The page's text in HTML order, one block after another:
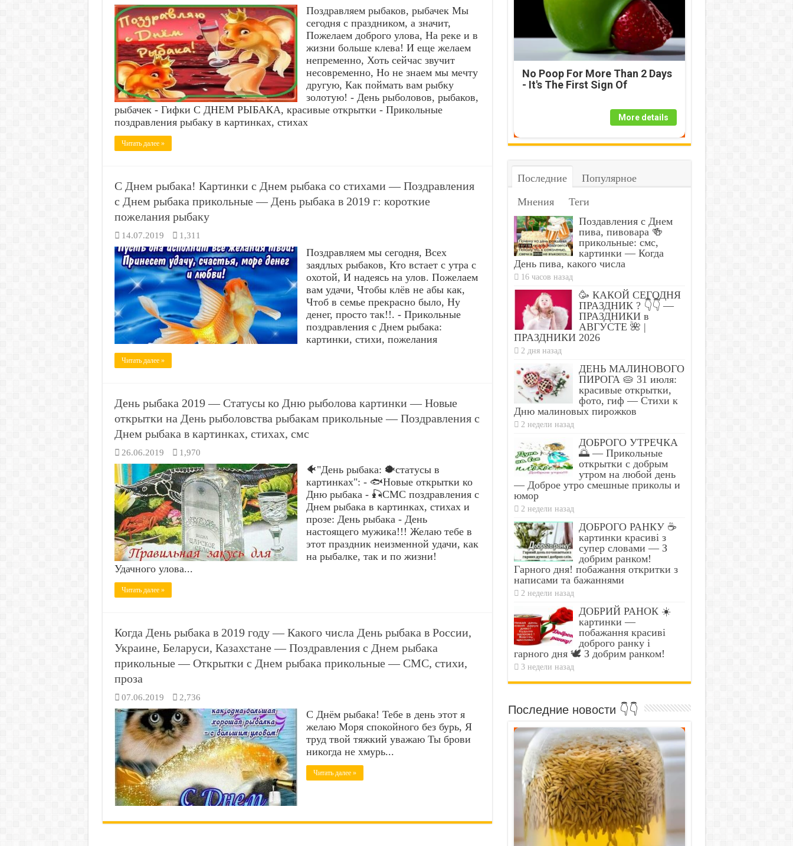
Поздравляем рыбаков, рыбачек Мы
сегодня с праздником, а значит,
Пожелаем доброго улова, На реке и в
жизни больше клева! И еще желаем
непременно, Хоть сейчас звучит
несовременно, Но не знаем мы мечту
другую, Как поймать вам рыбку
золотую! - День рыболовов, рыбаков,
рыбачек - Гифки С ДНЕМ РЫБАКА, красивые открытки - Прикольные
поздравления рыбаку в картинках, стихах
Читать далее »
С Днем рыбака! Картинки с Днем рыбака со стихами — Поздравления
с Днем рыбака прикольные — День рыбака в 2019 г: короткие
пожелания рыбаку
14.07.2019 1,311
Поздравляем мы сегодня, Всех
заядлых рыбаков, Кто встает с утра с
охотой, И надеясь на улов. Пожелаем
вам удачи, Чтобы клёв не абы как,
Чтоб в семье прекрасно было, Ну
денег, просто так!!. - Прикольные
поздравления с Днем рыбака:
картинки, стихи, пожелания
Читать далее »
День рыбака 2019 — Статусы ко Дню рыболова картинки — Новые
открытки на День рыболовства рыбакам прикольные — Поздравления с
Днем рыбака в картинках, стихах, смс
26.06.2019 1,970
🐠"День рыбака: 🐡статусы в
картинках": - 🐟Новые открытки ко
Дню рыбака - 🎣СМС поздравления с
Днем рыбака в картинках, стихах и
прозе: День рыбака - День
настоящего мужика!!! Желаю тебе в
этот праздник неизменной удачи, как
на рыбалке, так и по жизни!
Удачного улова...
Читать далее »
Когда День рыбака в 2019 году — Какого числа День рыбака в России,
Украине, Беларуси, Казахстане — Поздравления с Днем рыбака
прикольные — Открытки с Днем рыбака прикольные — СМС, стихи,
проза
07.06.2019 2,736
С Днём рыбака! Тебе в день этот я
желаю Моря спокойного без бурь, Я
труд твой тяжкий уважаю Ты брови
никогда не хмурь...
Читать далее »
No Poop For More Than 2 Days
- It's The First Sign Of
More details
Последние
Популярное
Мнения
Теги
Поздавления с Днем
пива, пивовара 🍻
прикольные: смс,
картинки — Когда
День пива, какого числа
16 часов назад
🥳 КАКОЙ СЕГОДНЯ
ПРАЗДНИК ? 👇👇 —
ПРАЗДНИКИ в
АВГУСТЕ 🌺 |
ПРАЗДНИКИ 2026
2 дня назад
ДЕНЬ МАЛИНОВОГО
ПИРОГА 🥧 31 июля:
красивые открытки,
фото, гиф — Стихи к
Дню малиновых пирожков
2 недели назад
ДОБРОГО УТРЕЧКА
🌅 — Прикольные
открытки с добрым
утром на любой день
— Доброе утро смешные приколы и
юмор
2 недели назад
ДОБРОГО РАНКУ ☕
картинки красиві з
супер словами — З
добрим ранком!
Гарного дня! побажання откритки з
написами та бажаннями
2 недели назад
ДОБРИЙ РАНОК ☀️
картинки —
побажання красиві
доброго ранку і
гарного дня 🕊️ З добрим ранком!
3 недели назад
Последние новости 👇👇